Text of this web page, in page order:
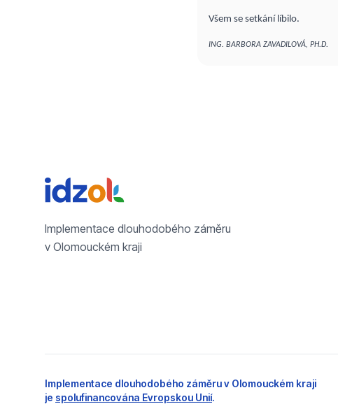
Všem se setkání líbilo.
ING. BARBORA ZAVADILOVÁ, PH.D.
Implementace dlouhodobého záměru
v Olomouckém kraji
Implementace dlouhodobého záměru v Olomouckém kraji
je spolufinancována Evropskou Unií.